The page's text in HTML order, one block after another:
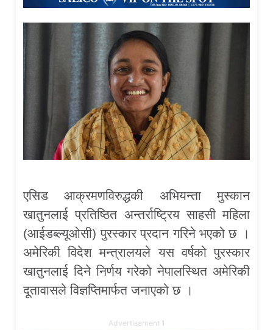
एसिड आक्रमणविरुद्धकी अभियन्ता मुस्कान
खातुनलाई प्रतिष्ठित अन्तर्राष्ट्रिय साहसी महिला
(आईडब्ल्यूओसी) पुरस्कार प्रदान गरिने भएको छ ।
अमेरिकी विदेश मन्त्रालयले यस वर्षको पुरस्कार
खातुनलाई दिने निर्णय गरेको नेपालस्थित अमेरिकी
दूतावासले विज्ञप्तिमार्फत जनाएको छ ।
Advertisement 1